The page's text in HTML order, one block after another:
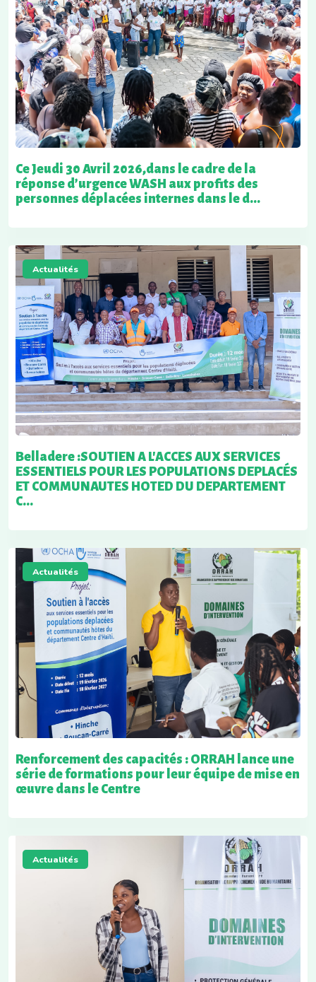
Ce Jeudi 30 Avril 2026,dans le cadre de la
réponse d’urgence WASH aux profits des
personnes déplacées internes dans le d...
Actualités
Belladere :SOUTIEN A L'ACCES AUX SERVICES
ESSENTIELS POUR LES POPULATIONS DEPLACÉS
ET COMMUNAUTES HOTED DU DEPARTEMENT
C...
Actualités
Renforcement des capacités : ORRAH lance une
série de formations pour leur équipe de mise en
œuvre dans le Centre
Actualités